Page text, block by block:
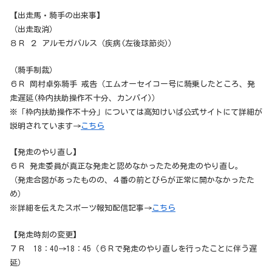
【出走馬・騎手の出来事】
（出走取消）
８Ｒ ２ アルモガバルス（疾病(左後球節炎)）
（騎手制裁）
６Ｒ 岡村卓弥騎手 戒告（エムオーセイコー号に騎乗したところ、発
走遅延(枠内扶助操作不十分、カンパイ)）
※「枠内扶助操作不十分」については高知けいば公式サイトにて詳細が
説明されています→こちら
【発走のやり直し】
６Ｒ 発走委員が真正な発走と認めなかったため発走のやり直し。
（発走合図があったものの、４番の前とびらが正常に開かなかったた
め）
※詳細を伝えたスポーツ報知配信記事→こちら
【発走時刻の変更】
７Ｒ 18：40→18：45（６Ｒで発走のやり直しを行ったことに伴う遅
延）